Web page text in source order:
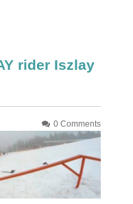
rider Iszlay
0 Comments